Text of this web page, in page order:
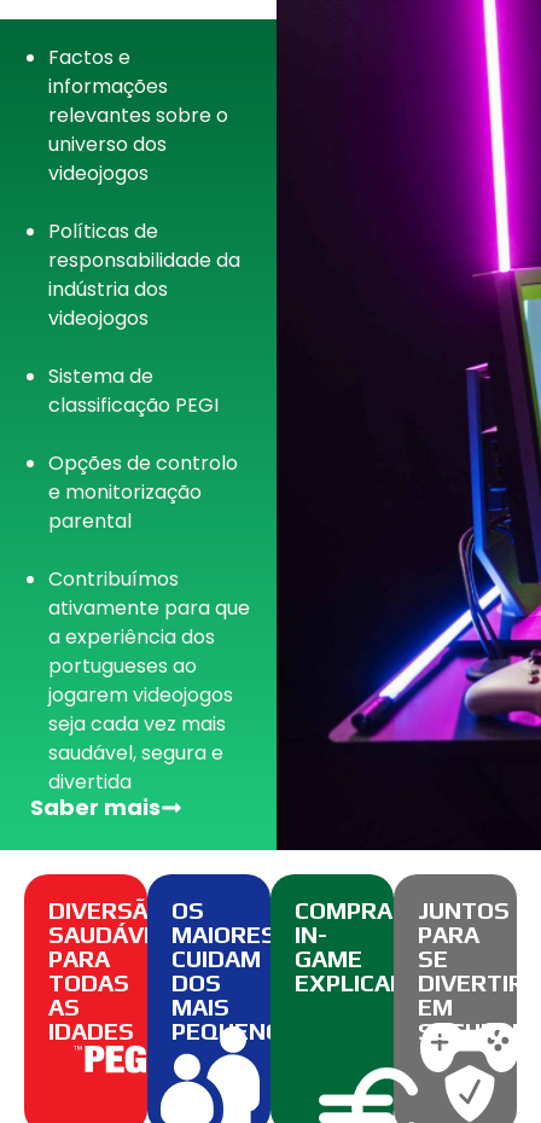
Factos e
informações
relevantes sobre o
universo dos
videojogos
Políticas de
responsabilidade da
indústria dos
videojogos
Sistema de
classificação PEGI
Opções de controlo
e monitorização
parental
Contribuímos
ativamente para que
a experiência dos
portugueses ao
jogarem videojogos
seja cada vez mais
saudável, segura e
divertida
Saber mais
DIVERSÃO
SAUDÁVEL
PARA
TODAS
AS
IDADES
OS
MAIORES
CUIDAM
DOS
MAIS
PEQUENOS
COMPRAS
IN-
GAME
EXPLICADAS
JUNTOS
PARA
SE
EM